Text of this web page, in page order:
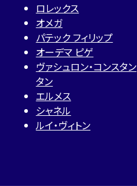
ロレックス
オメガ
パテック フィリップ
オーデマ ピゲ
ヴァシュロン・コンスタン
タン
エルメス
シャネル
ルイ・ヴィトン